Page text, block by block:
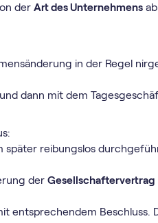
derArt des Unternehmens
in der Regel
dann mit dem
reibungslos
der Gesellschaftervertrag
entsprechendem Beschluss.